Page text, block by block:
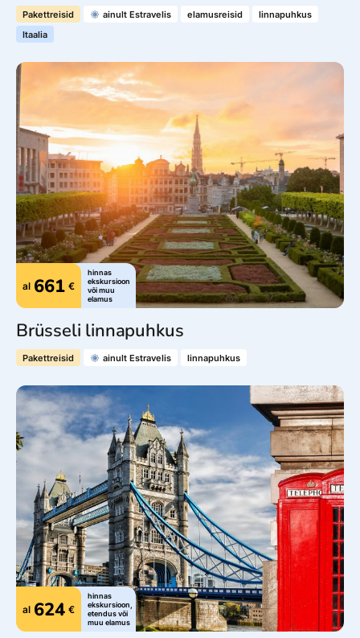
Pakettreisid ainult Estravelis elamusreisid
linnapuhkus
Itaalia
al 661 €
hinnas
ekskursioon
või muu
elamus
Brüsseli linnapuhkus
Pakettreisid ainult Estravelis linnapuhkus
al 624 €
hinnas
ekskursioon,
etendus või
muu elamus
© 2025 Estravel Meist
Bürood ja kontaktid
Reisikonsultandid
Tule tööle! Uudised ja pressiteated
Teenustasud Müügitingimused
Privaatsusteave
Küpsiste info
Jälgi meid